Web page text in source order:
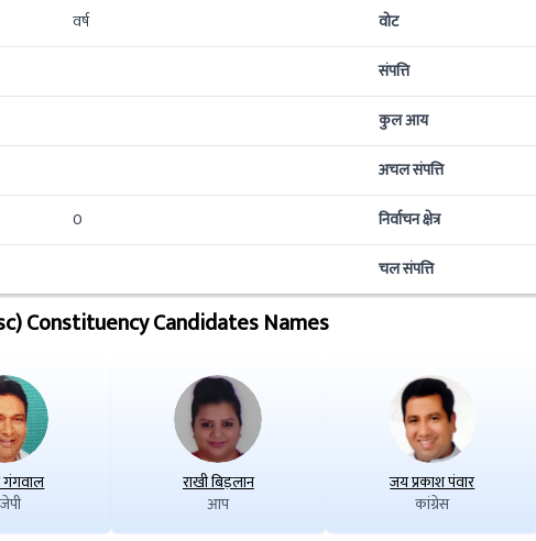
वर्ष वोट
संपत्ति
कुल आय
अचल संपत्ति
0 निर्वाचन क्षेत्र
चल संपत्ति
Constituency Candidates Names
राखी बिड़लान
आप
जय प्रकाश पंवार
कांग्रेस